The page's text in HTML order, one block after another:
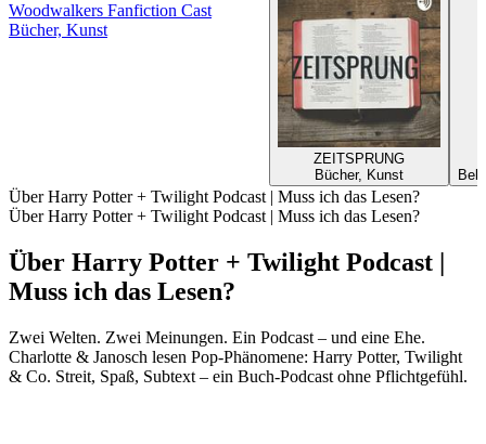
Woodwalkers Fanfiction Cast
Bücher, Kunst
ZEITSPRUNG
Bücher, Kunst
Über Harry Potter + Twilight Podcast | Muss ich das Lesen?
Über Harry Potter + Twilight Podcast | Muss ich das Lesen?
Über Harry Potter + Twilight Podcast |
Muss ich das Lesen?
Zwei Welten. Zwei Meinungen. Ein Podcast – und eine Ehe.
Charlotte & Janosch lesen Pop-Phänomene: Harry Potter, Twilight
& Co. Streit, Spaß, Subtext – ein Buch-Podcast ohne Pflichtgefühl.